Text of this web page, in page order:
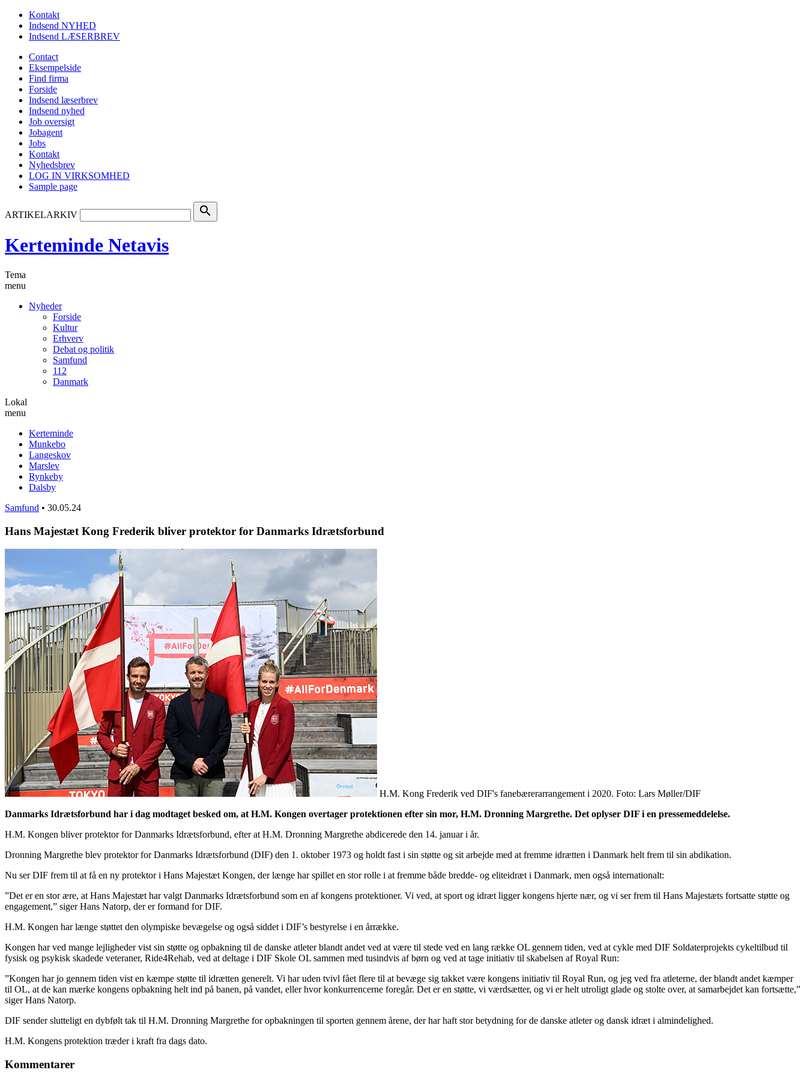
Kontakt
Indsend NYHED
Indsend LÆSERBREV
Contact
Eksempelside
Find firma
Forside
Indsend læserbrev
Indsend nyhed
Job oversigt
Jobagent
Jobs
Kontakt
Nyhedsbrev
LOG IN VIRKSOMHED
Sample page
ARTIKELARKIV search
Kerteminde Netavis
Tema
menu
Nyheder
Forside
Kultur
Erhverv
Debat og politik
Samfund
112
Danmark
Lokal
menu
Kerteminde
Munkebo
Langeskov
Marslev
Rynkeby
Dalsby
Samfund • 30.05.24
Hans Majestæt Kong Frederik bliver protektor for Danmarks Idrætsforbund
H.M. Kong Frederik ved DIF's fanebærerarrangement i 2020. Foto: Lars Møller/DIF
Danmarks Idrætsforbund har i dag modtaget besked om, at H.M. Kongen overtager protektionen efter sin mor, H.M. Dronning Margrethe. Det oplyser DIF i en pressemeddelelse.
H.M. Kongen bliver protektor for Danmarks Idrætsforbund, efter at H.M. Dronning Margrethe abdicerede den 14. januar i år.
Dronning Margrethe blev protektor for Danmarks Idrætsforbund (DIF) den 1. oktober 1973 og holdt fast i sin støtte og sit arbejde med at fremme idrætten i Danmark helt frem til sin abdikation.
Nu ser DIF frem til at få en ny protektor i Hans Majestæt Kongen, der længe har spillet en stor rolle i at fremme både bredde- og eliteidræt i Danmark, men også internationalt:
”Det er en stor ære, at Hans Majestæt har valgt Danmarks Idrætsforbund som en af kongens protektioner. Vi ved, at sport og idræt ligger kongens hjerte nær, og vi ser frem til Hans Majestæts fortsatte støtte og
engagement,” siger Hans Natorp, der er formand for DIF.
H.M. Kongen har længe støttet den olympiske bevægelse og også siddet i DIF’s bestyrelse i en årrække.
Kongen har ved mange lejligheder vist sin støtte og opbakning til de danske atleter blandt andet ved at være til stede ved en lang række OL gennem tiden, ved at cykle med DIF Soldaterprojekts cykeltilbud til
fysisk og psykisk skadede veteraner, Ride4Rehab, ved at deltage i DIF Skole OL sammen med tusindvis af børn og ved at tage initiativ til skabelsen af Royal Run:
”Kongen har jo gennem tiden vist en kæmpe støtte til idrætten generelt. Vi har uden tvivl fået flere til at bevæge sig takket være kongens initiativ til Royal Run, og jeg ved fra atleterne, der blandt andet kæmper
til OL, at de kan mærke kongens opbakning helt ind på banen, på vandet, eller hvor konkurrencerne foregår. Det er en støtte, vi værdsætter, og vi er helt utroligt glade og stolte over, at samarbejdet kan fortsætte,”
siger Hans Natorp.
DIF sender slutteligt en dybfølt tak til H.M. Dronning Margrethe for opbakningen til sporten gennem årene, der har haft stor betydning for de danske atleter og dansk idræt i almindelighed.
H.M. Kongens protektion træder i kraft fra dags dato.
Kommentarer